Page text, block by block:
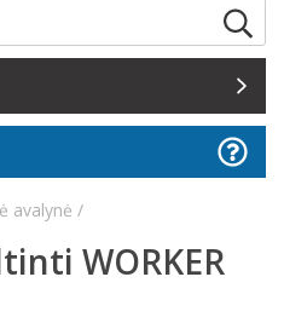
avalynė
WORKER